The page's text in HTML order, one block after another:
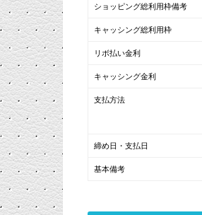
ショッピング総利用枠備考
キャッシング総利用枠
リボ払い金利
キャッシング金利
支払方法
締め日・支払日
基本備考